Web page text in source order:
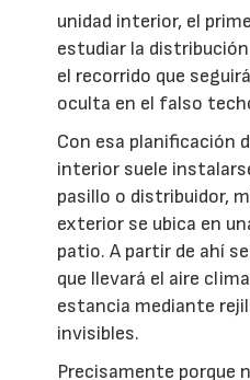
unidad interior, el
estudiar la
el recorrido que
oculta en el falso
Con esa planificación
interior suele
pasillo o distribuidor,
exterior se ubica en
patio. A partir de ahí
que llevará el aire
estancia mediante
invisibles.
Precisamente porque